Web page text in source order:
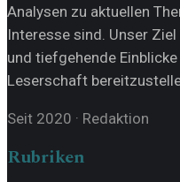
Analysen zu aktuellen
Interesse sind. Unser
und tiefgehende
Leserschaft
Seit 2020 · Redaktion
Rubriken